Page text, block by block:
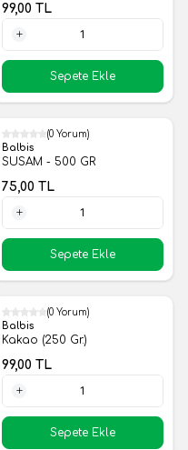
99,00 TL
Sepete Ekle
Yeni
(0 Yorum)
Balbis
SUSAM - 500 GR
75,00 TL
Sepete Ekle
Yeni
(0 Yorum)
Balbis
Kakao (250 Gr.)
99,00 TL
Sepete Ekle